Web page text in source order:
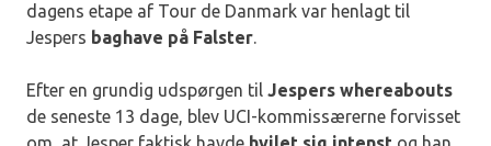
dagens etape af Tour de Danmark var henlagt til
Jespers baghave på Falster.
Efter en grundig udspørgen til Jespers whereabouts
de seneste 13 dage, blev UCI-kommissærerne forvisset